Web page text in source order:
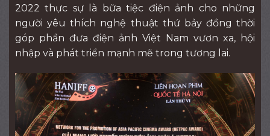
2022 thực sự là bữa tiệc điện ảnh cho những
người yêu thích nghệ thuật thứ bảy đồng thời
góp phần đưa điện ảnh Việt Nam vươn xa, hội
nhập và phát triển mạnh mẽ trong tương lai.